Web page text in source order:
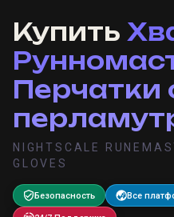
Купить
Перчатки
NIGHTSCALE
GLOVES
Безопасность Все